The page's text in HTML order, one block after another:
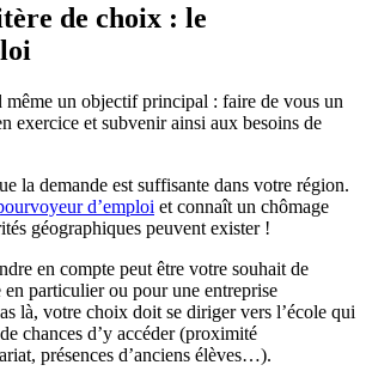
de choix : le
un objectif principal : faire de vous un
exercice et subvenir ainsi aux besoins de
la demande est suffisante dans votre région.
d’emploi et connaît un chômage
géographiques peuvent exister !
en compte peut être votre souhait de
particulier ou pour une entreprise
là, votre choix doit se diriger vers l’école qui
chances d’y accéder (proximité
présences d’anciens élèves…).